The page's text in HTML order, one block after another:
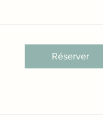
Réserver